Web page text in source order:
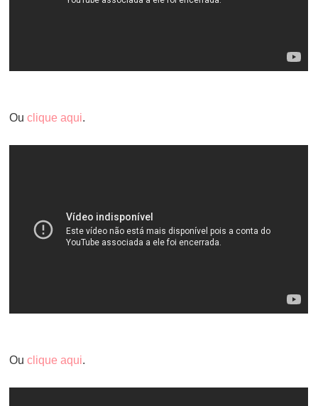
Ouclique aqui.
Ouclique aqui.